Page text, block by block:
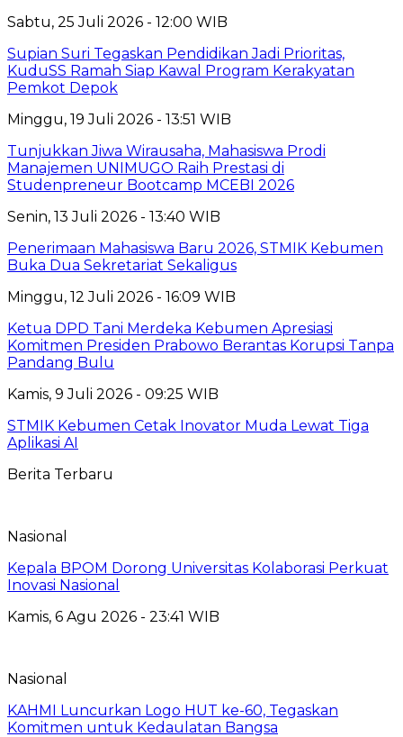
Sabtu, 25 Juli 2026 - 12:00 WIB
Supian Suri Tegaskan Pendidikan Jadi Prioritas,
KuduSS Ramah Siap Kawal Program Kerakyatan
Pemkot Depok
Minggu, 19 Juli 2026 - 13:51 WIB
Tunjukkan Jiwa Wirausaha, Mahasiswa Prodi
Manajemen UNIMUGO Raih Prestasi di
Studenpreneur Bootcamp MCEBI 2026
Senin, 13 Juli 2026 - 13:40 WIB
Penerimaan Mahasiswa Baru 2026, STMIK Kebumen
Buka Dua Sekretariat Sekaligus
Minggu, 12 Juli 2026 - 16:09 WIB
Ketua DPD Tani Merdeka Kebumen Apresiasi
Komitmen Presiden Prabowo Berantas Korupsi Tanpa
Pandang Bulu
Kamis, 9 Juli 2026 - 09:25 WIB
STMIK Kebumen Cetak Inovator Muda Lewat Tiga
Aplikasi AI
Berita Terbaru
Nasional
Kepala BPOM Dorong Universitas Kolaborasi Perkuat
Inovasi Nasional
Kamis, 6 Agu 2026 - 23:41 WIB
Nasional
KAHMI Luncurkan Logo HUT ke-60, Tegaskan
Komitmen untuk Kedaulatan Bangsa